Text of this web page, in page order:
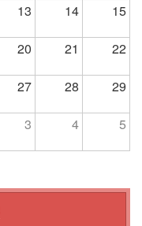
13 14 15
20 21 22
27 28 29
3 4 5